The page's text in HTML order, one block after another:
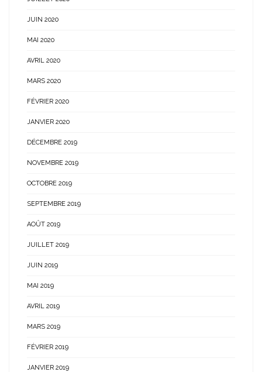
JUIN 2020
MAI 2020
AVRIL 2020
MARS 2020
FÉVRIER 2020
JANVIER 2020
DÉCEMBRE 2019
NOVEMBRE 2019
OCTOBRE 2019
SEPTEMBRE 2019
AOÛT 2019
JUILLET 2019
JUIN 2019
MAI 2019
AVRIL 2019
MARS 2019
FÉVRIER 2019
JANVIER 2019